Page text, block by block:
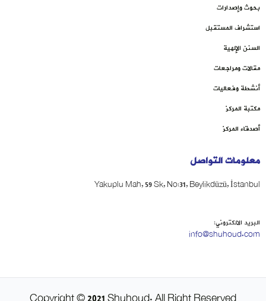
بحوث وإصدارات
استشراف المستقبل
السنن الإلهية
مقالات ومراجعات
أنشطة وفعاليات
مكتبة المركز
أصدقاء المركز
معلومات التواصل
Yakuplu Mah, 59 Sk, No:31, Beylikdüzü, İstanbul
البريد الالكتروني:
info@shuhoud.com